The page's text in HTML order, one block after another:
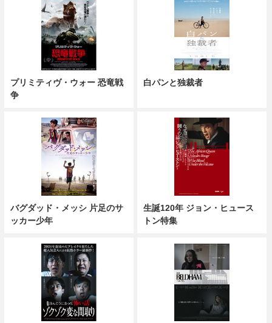
プリミティヴ・ウォー 恐竜戦
争
白パンと独裁者
バグダッド・メッシ 片足のサ
ッカー少年
生誕120年 ジョン・ヒュース
トン特集